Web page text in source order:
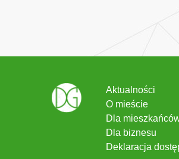
Aktualności
O mieście
Dla
Dla biznesu
Deklaracja